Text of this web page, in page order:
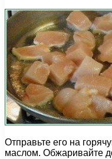
Отправьте его на
маслом. Обжаривайте